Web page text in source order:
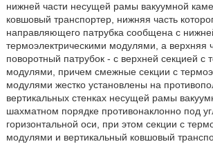
нижней части несущей рамы вакуумной
ковшовый транспортер, нижняя часть
направляющего патрубка сообщена с
термоэлектрическими модулями, а верхняя
поворотный патрубок - с верхней секцией с
модулями, причем смежные секции с
модулями жестко установлены на
вертикальных стенках несущей рамы
шахматном порядке противонаклонно под
горизонтальной оси, при этом секции с
модулями и вертикальный ковшовый